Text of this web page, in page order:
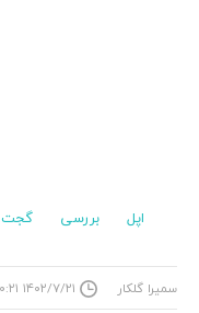
اپل بررسی گجت
سمیرا گلکار ۱۴۰۲/۷/۲۱ ۸:۰۰:۲۱